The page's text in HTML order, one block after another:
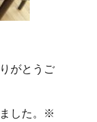
がとうご
した。※